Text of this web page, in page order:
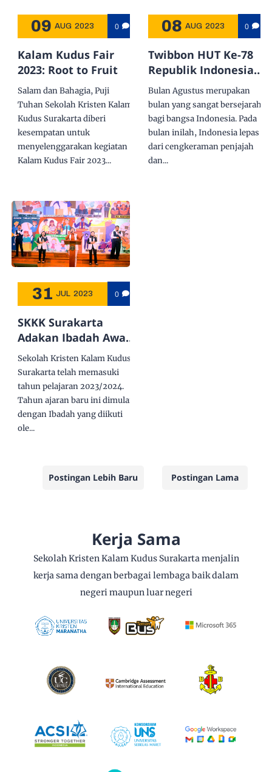
09 AUG 2023 0
Kalam Kudus Fair
2023: Root to Fruit
Salam dan Bahagia, Puji
Tuhan Sekolah Kristen Kalam
Kudus Surakarta diberi
kesempatan untuk
menyelenggarakan kegiatan
Kalam Kudus Fair 2023...
08 AUG 2023 0
Twibbon HUT Ke-78
Republik Indonesia
Tahun 2023
Bulan Agustus merupakan
bulan yang sangat bersejarah
bagi bangsa Indonesia. Pada
bulan inilah, Indonesia lepas
dari cengkeraman penjajah
dan...
31 JUL 2023 0
SKKK Surakarta
Adakan Ibadah Awal
Tahun Pelajaran
2023/2024
Sekolah Kristen Kalam Kudus
Surakarta telah memasuki
tahun pelajaran 2023/2024.
Tahun ajaran baru ini dimulai
dengan Ibadah yang diikuti
ole...
Postingan Lebih Baru Postingan Lama
Kerja Sama
Sekolah Kristen Kalam Kudus Surakarta menjalin
kerja sama dengan berbagai lembaga baik dalam
negeri maupun luar negeri